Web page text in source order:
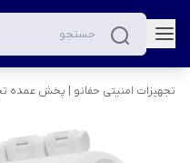
تجهیزات امنیتی حفانو | پخش عمده